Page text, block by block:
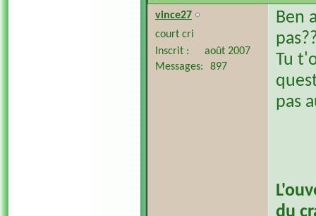
vince27
court cri
Inscrit
août 2007
Messages
897
Ben
Tu
pas
du